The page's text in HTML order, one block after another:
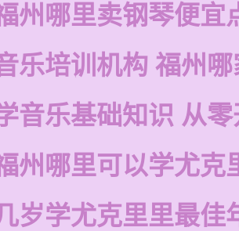
州哪里卖钢琴便宜
乐培训机构 福州
音乐基础知识 从
州哪里可以学尤克
岁学尤克里里最佳